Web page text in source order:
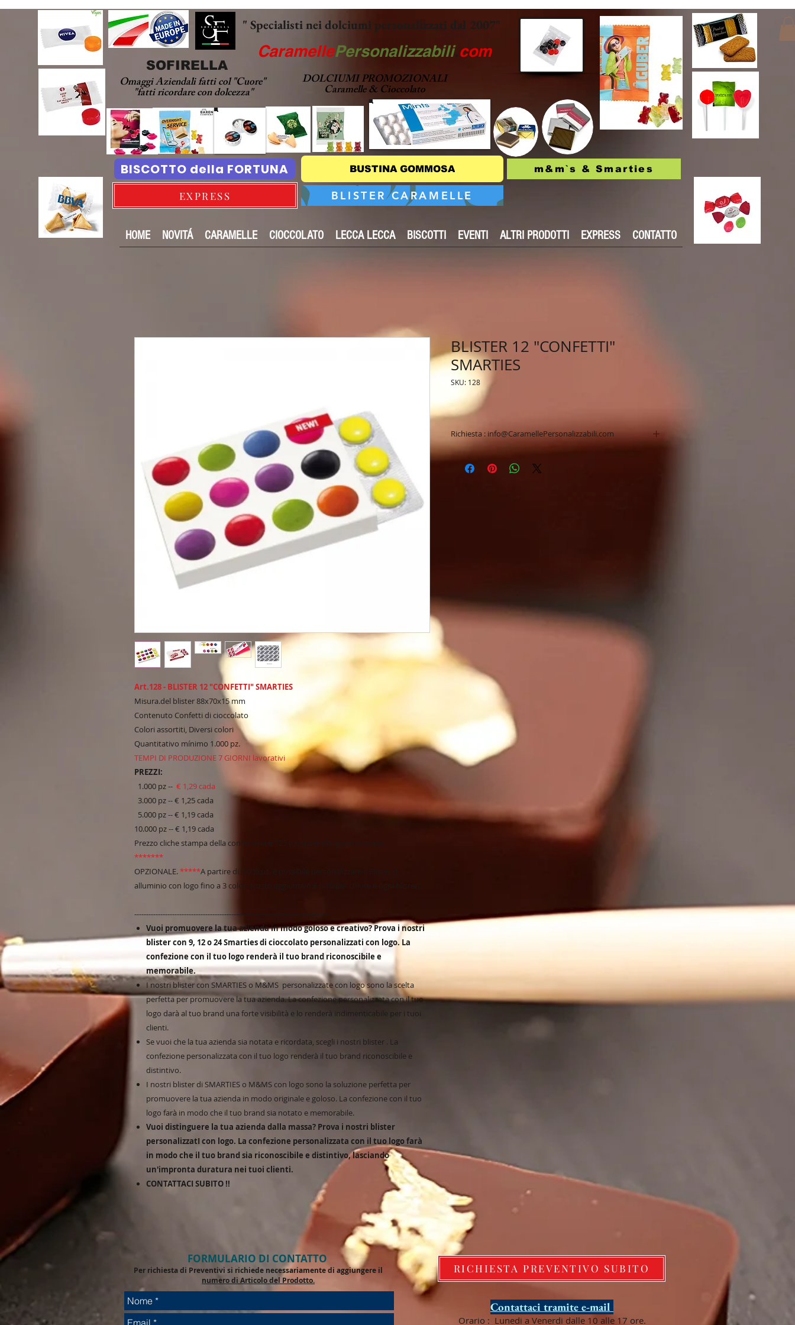
CaramellePersonalizzabili.com
DOLCIUMI PROMOZIONALI
Caramelle & Cioccolato
Omaggi Aziendali fatti col "Cuore"
"fatti ricordare con dolcezza"
" Specialisti nei dolciumi personalizzati dal 2007"
BISCOTTO della FORTUNA BUSTINA GOMMOSA m&m`s & Smarties
SOFIRELLA
EXPRESS BLISTER CARAMELLE
Art.128 - BLISTER 12 "CONFETTI" SMARTIES
Misura.del blister 88x70x15 mm
Contenuto Confetti di cioccolato
Colori assortiti, Diversi colori
Quantitativo mínimo 1.000 pz.
TEMPI DI PRODUZIONE 7 GIORNI lavorativi
PREZZI:
1.000 pz -- € 1,29 cada
3.000 pz -- € 1,25 cada
5.000 pz -- € 1,19 cada
10.000 pz -- € 1,19 cada
Prezzo cliche stampa della confezione € 125 (comprende quadricromia)
*******
OPZIONALE.*****A partire di 3.000 pz. é possibile personalizzare il Blister di
alluminio con logo fino a 3 colorI (costo aggiuntivo € 0,10 per colore e ogni blister).
----------------------------------------------------------------------------------
Vuoi promuovere la tua azienda in modo goloso e creativo? Prova i nostri
blister con 9, 12 o 24 Smarties di cioccolato personalizzati con logo. La
confezione con il tuo logo renderà il tuo brand riconoscibile e
memorabile.
I nostri blister con SMARTIES o M&MS personalizzate con logo sono la scelta
perfetta per promuovere la tua azienda. La confezione personalizzata con il tuo
logo darà al tuo brand una forte visibilità e lo renderà indimenticabile per i tuoi
clienti.
Se vuoi che la tua azienda sia notata e ricordata, scegli i nostri blister . La
confezione personalizzata con il tuo logo renderà il tuo brand riconoscibile e
distintivo.
I nostri blister di SMARTIES o M&MS con logo sono la soluzione perfetta per
promuovere la tua azienda in modo originale e goloso. La confezione con il tuo
logo farà in modo che il tuo brand sia notato e memorabile.
Vuoi distinguere la tua azienda dalla massa? Prova i nostri blister
personalizzatI con logo. La confezione personalizzata con il tuo logo farà
in modo che il tuo brand sia riconoscibile e distintivo, lasciando
un'impronta duratura nei tuoi clienti.
CONTATTACI SUBITO !!
BLISTER 12 "CONFETTI"
SMARTIES
SKU: 128
Richiesta : info@CaramellePersonalizzabili.com
* Personalizzazione fino a 4 colori o quadricromia.
* Spedizione veloce & affidabile.
* Spedizione in tutta Europa.
* Rispondiamo velocemente ad ogni vostra richiesta.
* I nostri prodotti sono ecologici, di alta qualità e a
basso impatto ambientale
Email : info@CaramellePersonalizzabili.com
HOME NOVITÁ CARAMELLE CIOCCOLATO LECCA LECCA BISCOTTI EVENTI ALTRI PRODOTTI EXPRESS CONTATTO
FORMULARIO DI CONTATTO
Per richiesta di Preventivi si richiede necessariamente di aggiungere il
numero di Articolo del Prodotto.
RICHIESTA PREVENTIVO SUBITO
Contattaci tramite e-mail
Orario : Lunedi a Venerdi dalle 10 alle 17 ore.